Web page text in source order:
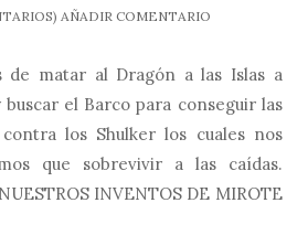
AÑADIR COMENTARIO
de matar al Dragón a las Islas a
el Barco para conseguir las
los Shulker los cuales nos
que sobrevivir a las caídas.
INVENTOS DE MIROTE